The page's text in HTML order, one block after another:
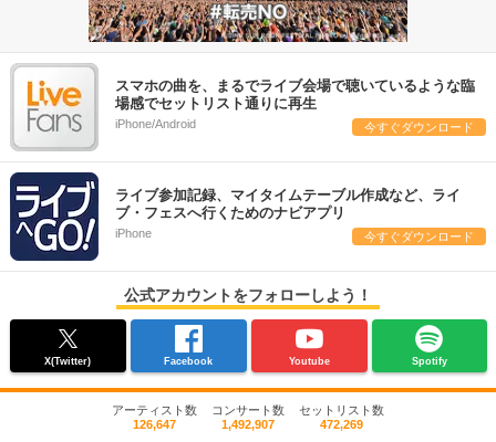
スマホの曲を、まるでライブ会場で聴いているような臨
場感でセットリスト通りに再生
iPhone/Android 今すぐダウンロード
ライブ参加記録、マイタイムテーブル作成など、ライ
ブ・フェスへ行くためのナビアプリ
iPhone 今すぐダウンロード
公式アカウントをフォローしよう！
X(Twitter) Facebook Youtube Spotify
アーティスト数
126,647
コンサート数
1,492,907
セットリスト数
472,269